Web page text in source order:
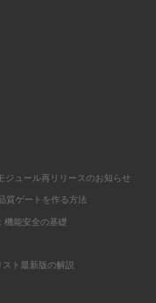
ュール再リリースのお知らせ
質ゲートを作る方法
能安全の基礎
ト最新版の解説